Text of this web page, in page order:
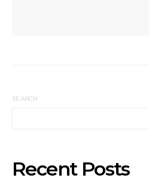
SEARCH
Recent Posts